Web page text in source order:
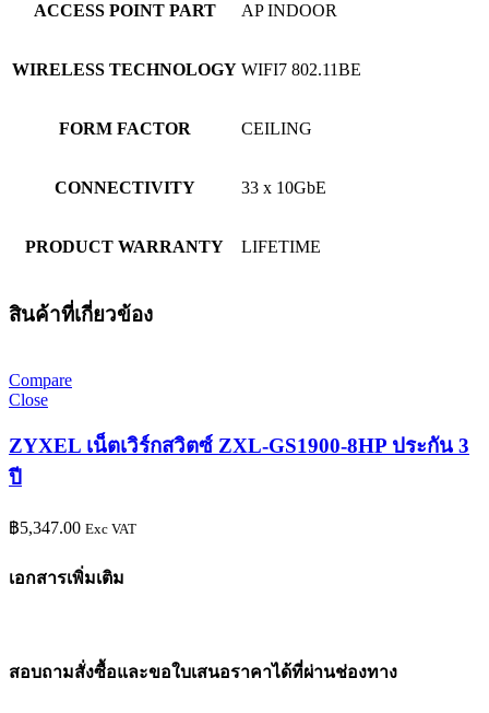
ACCESS POINT PART AP INDOOR
WIRELESS TECHNOLOGY WIFI7 802.11BE
FORM FACTOR CEILING
CONNECTIVITY 33 x 10GbE
PRODUCT WARRANTY LIFETIME
สินค้าที่เกี่ยวข้อง
Compare
Close
ZYXEL เน็ตเวิร์กสวิตซ์ ZXL-GS1900-8HP ประกัน 3
ปี
฿5,347.00 Exc VAT
เอกสารเพิ่มเติม
สอบถามสั่งซื้อและขอใบเสนอราคาได้ที่ผ่านช่องทาง